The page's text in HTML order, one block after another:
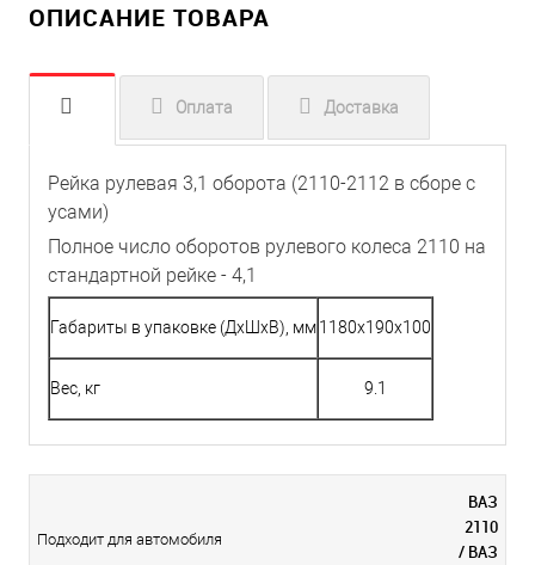
ОПИСАНИЕ ТОВАРА
Оплата Доставка
Рейка рулевая 3,1 оборота (2110-2112 в сборе с
усами)
Полное число оборотов рулевого колеса 2110 на
стандартной рейке - 4,1
Габариты в упаковке (ДхШхВ), мм1180x190x100
Вес, кг 9.1
Подходит для автомобиля
ВАЗ
2110
/ ВАЗ